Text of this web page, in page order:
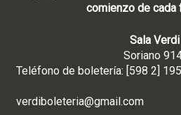
comienzo de cada
Sala Verdi
Soriano
Teléfono de boletería:
verdiboleteria@gmail.com